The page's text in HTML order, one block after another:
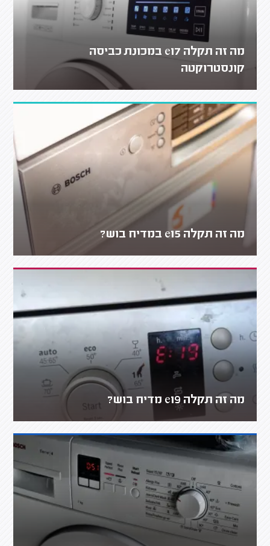
מה זה תקלה e17 במכונת כביסה
קונסטרוקטה
מה זה תקלה e15 במדיח בוש?
מה זה תקלה e19 מדיח בוש?